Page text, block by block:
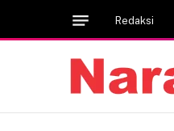
Redaksi